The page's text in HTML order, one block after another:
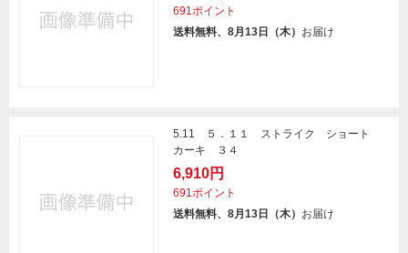
691ポイント
送料無料、8月13日（木） お届け
5.11 ５．１１ ストライク ショート
カーキ ３４
6,910円
691ポイント
送料無料、8月13日（木） お届け